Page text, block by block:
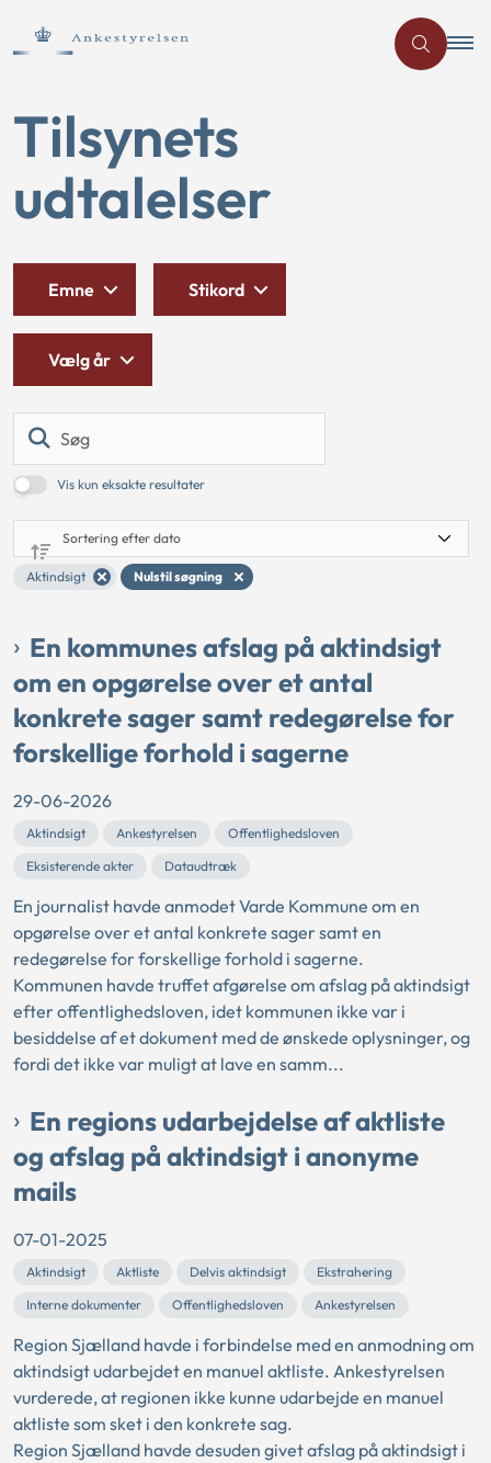
Tilsynets
udtalelser
Vis kun eksakte resultater
Aktindsigt Nulstil søgning
Emne Stikord
Vælg år
En kommunes afslag på aktindsigt
om en opgørelse over et antal
konkrete sager samt redegørelse for
forskellige forhold i sagerne
29-06-2026
Aktindsigt Ankestyrelsen
Offentlighedsloven
Eksisterende akter
Dataudtræk
En journalist havde anmodet Varde Kommune om en
opgørelse over et antal konkrete sager samt en
redegørelse for forskellige forhold i sagerne.
Kommunen havde truffet afgørelse om afslag på aktindsigt
efter offentlighedsloven, idet kommunen ikke var i
besiddelse af et dokument med de ønskede oplysninger, og
fordi det ikke var muligt at lave en samm...
En regions udarbejdelse af aktliste
og afslag på aktindsigt i anonyme
mails
07-01-2025
Aktindsigt Aktliste Delvis aktindsigt
Ekstrahering
Interne dokumenter
Offentlighedsloven Ankestyrelsen
Region Sjælland havde i forbindelse med en anmodning om
aktindsigt udarbejdet en manuel aktliste. Ankestyrelsen
vurderede, at regionen ikke kunne udarbejde en manuel
aktliste som sket i den konkrete sag.
Region Sjælland havde desuden givet afslag på aktindsigt i